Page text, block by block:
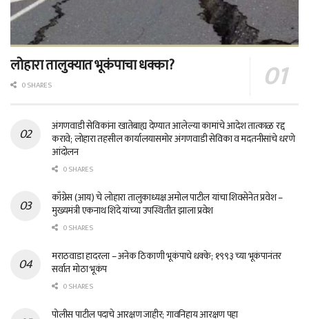
लोहारा तालुक्यात भूकंपाचा धक्का?
0 SHARES
अंगणवाडी सेविकांना खातेबाह्य देण्यात आलेल्या कामांचे आदेश तात्काळ रद्द
करावे; लोहारा तहसील कार्यालयासमोर अंगणवाडी सेविका व मदतनीसांचे धरणे
आंदोलन
0 SHARES
काँग्रेस (आय) चे लोहारा तालुकाध्यक्ष अमोल पाटील यांचा शिवसेनेत प्रवेश –
मुख्यमंत्री एकनाथ शिंदे यांच्या उपस्थितीत झाला प्रवेश
0 SHARES
मराठवाडा हादरला – अनेक ठिकाणी भूकंपाचे धक्के; १९९३ च्या भूकंपानंतर
सर्वात मोठा भूकंप
0 SHARES
पोलीस पाटील पदाचे आरक्षण जाहीर; गावनिहाय आरक्षण पहा